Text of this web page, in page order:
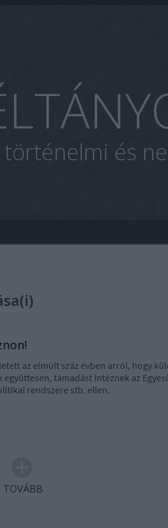
és
az elmúlt száz évben arról, hogy
együttesen, támadást intéznek az
rendszere stb. ellen.
TOVÁBB